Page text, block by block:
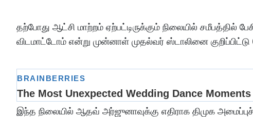
தற்போது ஆட்சி மாற்றம் ஏற்பட்டிருக்கும் நிலையில்
விடமாட்டோம் என்று முன்னாள் முதல்வர் ஸ்டாலினை குறிப்பிட்டு
இந்த நிலையில் ஆதவ் அர்ஜுனாவுக்கு எதிராக திமுக